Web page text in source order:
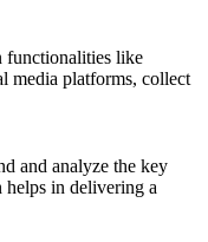
functionalities like
media platforms, collect
and analyze the key
helps in delivering a